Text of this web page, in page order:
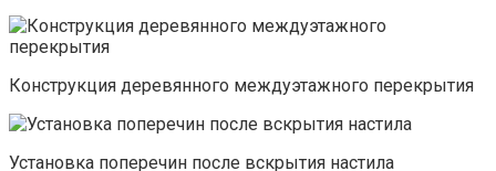
Конструкция деревянного междуэтажного перекрытия
Установка поперечин после вскрытия настила